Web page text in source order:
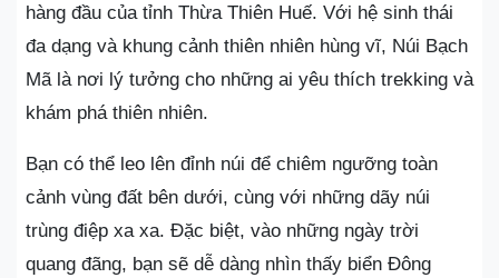
hàng đầu của tỉnh Thừa Thiên Huế. Với hệ sinh thái
đa dạng và khung cảnh thiên nhiên hùng vĩ, Núi Bạch
Mã là nơi lý tưởng cho những ai yêu thích trekking và
khám phá thiên nhiên.
Bạn có thể leo lên đỉnh núi để chiêm ngưỡng toàn
cảnh vùng đất bên dưới, cùng với những dãy núi
trùng điệp xa xa. Đặc biệt, vào những ngày trời
quang đãng, bạn sẽ dễ dàng nhìn thấy biển Đông